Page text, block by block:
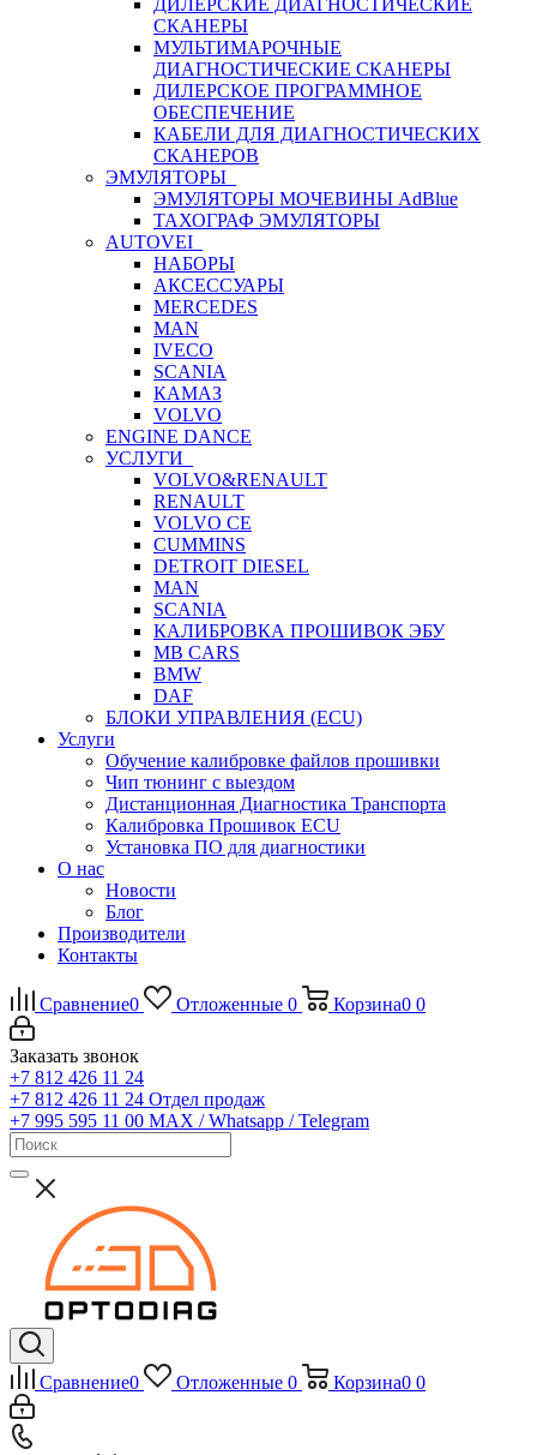
ДИЛЕРСКИЕ ДИАГНОСТИЧЕСКИЕ
СКАНЕРЫ
МУЛЬТИМАРОЧНЫЕ
ДИАГНОСТИЧЕСКИЕ СКАНЕРЫ
ДИЛЕРСКОЕ ПРОГРАММНОЕ
ОБЕСПЕЧЕНИЕ
КАБЕЛИ ДЛЯ ДИАГНОСТИЧЕСКИХ
СКАНЕРОВ
ЭМУЛЯТОРЫ
ЭМУЛЯТОРЫ МОЧЕВИНЫ АdBlue
ТАХОГРАФ ЭМУЛЯТОРЫ
AUTOVEI
НАБОРЫ
АКСЕССУАРЫ
MERCEDES
MAN
IVECO
SCANIA
КАМАЗ
VOLVO
ENGINE DANCE
УСЛУГИ
VOLVO&RENAULT
RENAULT
VOLVO CE
CUMMINS
DETROIT DIESEL
MAN
SCANIA
КАЛИБРОВКА ПРОШИВОК ЭБУ
MB CARS
BMW
DAF
БЛОКИ УПРАВЛЕНИЯ (ECU)
Услуги
Обучение калибровке файлов прошивки
Чип тюнинг с выездом
Дистанционная Диагностика Транспорта
Калибровка Прошивок ECU
Установка ПО для диагностики
О нас
Новости
Блог
Производители
Контакты
Сравнение0 Отложенные 0 Корзина0 0
Заказать звонок
+7 812 426 11 24
+7 812 426 11 24 Отдел продаж
+7 995 595 11 00 MAX / Whatsapp / Telegram
Сравнение0 Отложенные 0 Корзина0 0